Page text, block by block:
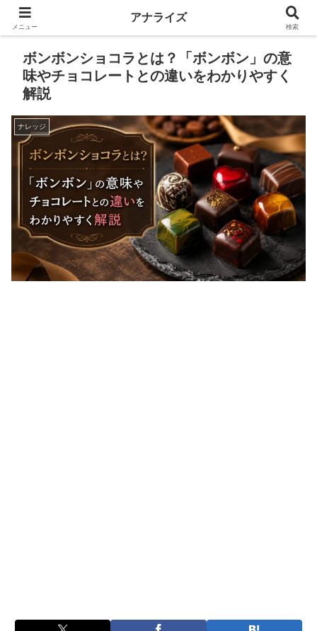
ボンボンショコラとは？「ボンボン」の意
味やチョコレートとの違いをわかりやすく
解説
ナレッジ
メニュー
アナライズ
検索